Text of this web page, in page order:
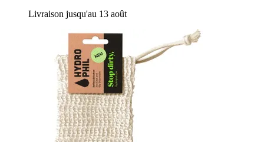
Livraison jusqu'au 13 août